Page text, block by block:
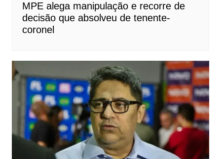
MPE alega manipulação e recorre de
decisão que absolveu de tenente-
coronel